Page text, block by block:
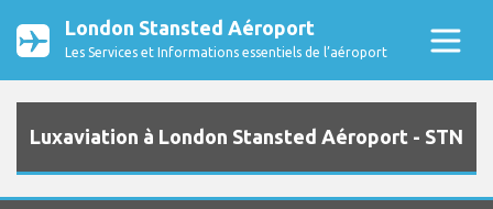
London Stansted Aéroport
Les Services et Informations essentiels de l’aéroport
Luxaviation à London Stansted Aéroport - STN